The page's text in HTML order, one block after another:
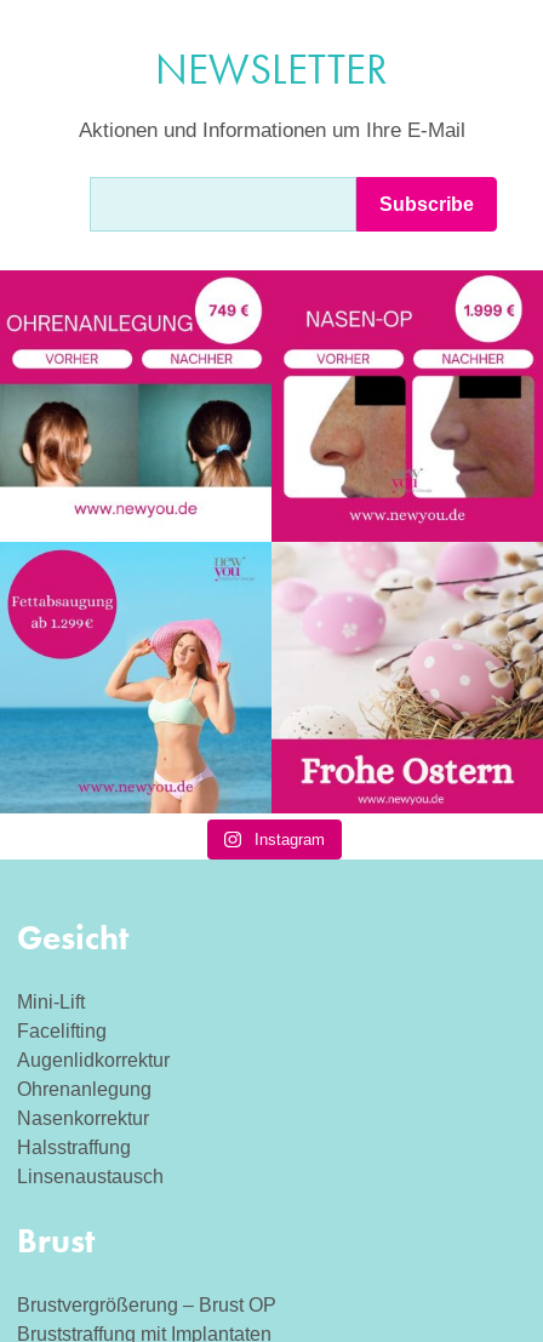
NEWSLETTER
Aktionen und Informationen um Ihre E-Mail
Instagram
Gesicht
Mini-Lift
Facelifting
Augenlidkorrektur
Ohrenanlegung
Nasenkorrektur
Halsstraffung
Linsenaustausch
Brust
Brustvergrößerung – Brust OP
Bruststraffung mit Implantaten